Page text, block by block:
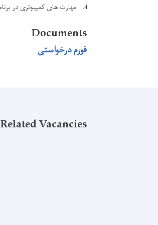
4. مهارت های کمپیوتری در برنامه های مرتبط به وظیفه.
Documents
فورم درخواستی
Related Vacancies